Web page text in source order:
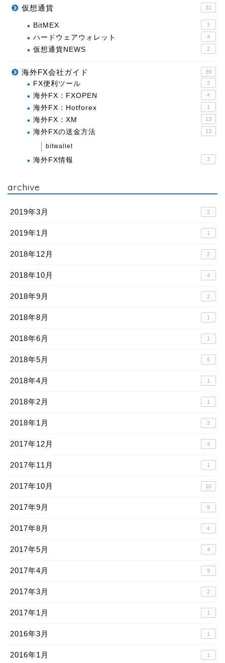
仮想通貨 31
BitMEX 3
ハードウェアウォレット 4
仮想通貨NEWS 2
海外FX会社ガイド 39
FX便利ツール 3
海外FX：FXOPEN 4
海外FX：Hotforex 1
海外FX：XM 13
海外FXの送金方法 13
bitwallet
海外FX情報 3
archive
2019年3月 2
2019年1月 1
2018年12月 2
2018年10月 4
2018年9月 2
2018年8月 1
2018年6月 1
2018年5月 5
2018年4月 1
2018年2月 1
2018年1月 3
2017年12月 4
2017年11月 1
2017年10月 10
2017年9月 9
2017年8月 4
2017年5月 4
2017年4月 9
2017年3月 2
2017年1月 1
2016年3月 1
2016年1月 1